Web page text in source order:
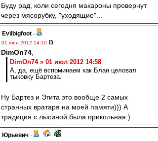
Буду рад, коли сегодня макароны провернут
через мясорубку, "уходящие"...
Evilbigfoot -
01 июл 2012 14:10
DimOn74
DimOn74 » 01 июл 2012 14:58
А, да, ещё вспоминаем как Блан целовал
тыковку Бартеза.
Ну Бартез и Эгита это вообще 2 самых
странных вратаря на моей памяти))) А
традиция с лысиной была прикольная:)
Юрьевич -